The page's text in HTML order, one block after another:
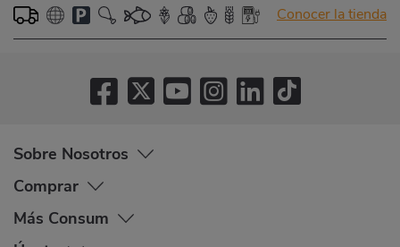
Conocer la tienda
Sobre Nosotros
Comprar
Más Consum